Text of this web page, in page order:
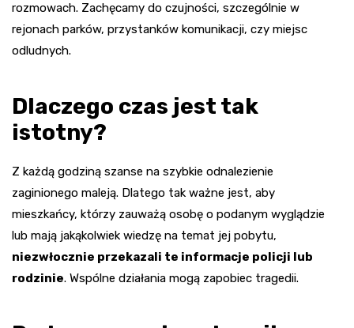
rozmowach. Zachęcamy do czujności, szczególnie w
rejonach parków, przystanków komunikacji, czy miejsc
odludnych.
Dlaczego czas jest tak
istotny?
Z każdą godziną szanse na szybkie odnalezienie
zaginionego maleją. Dlatego tak ważne jest, aby
mieszkańcy, którzy zauważą osobę o podanym wyglądzie
lub mają jakąkolwiek wiedzę na temat jej pobytu,
niezwłocznie przekazali te informacje policji lub
rodzinie. Wspólne działania mogą zapobiec tragedii.